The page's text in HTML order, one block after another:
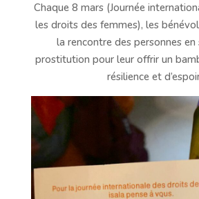
Chaque 8 mars (Journée
les droits des femmes), les
la rencontre des personnes
prostitution pour leur offrir un
résilience et